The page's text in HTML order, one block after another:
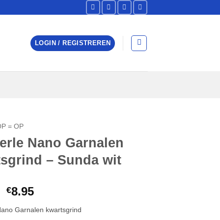
LOGIN / REGISTREREN
= OP
Nano Garnalen
– Sunda wit
Oorspronkelijke
was:
€8.95Huidige
is:
Garnalen kwartsgrind